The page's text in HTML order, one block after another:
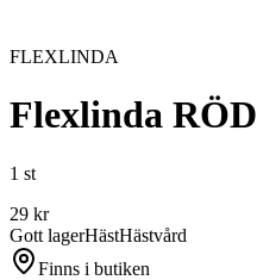
FLEXLINDA
Flexlinda RÖD
1 st
29 kr
Gott lagerHästHästvård
Finns i butiken